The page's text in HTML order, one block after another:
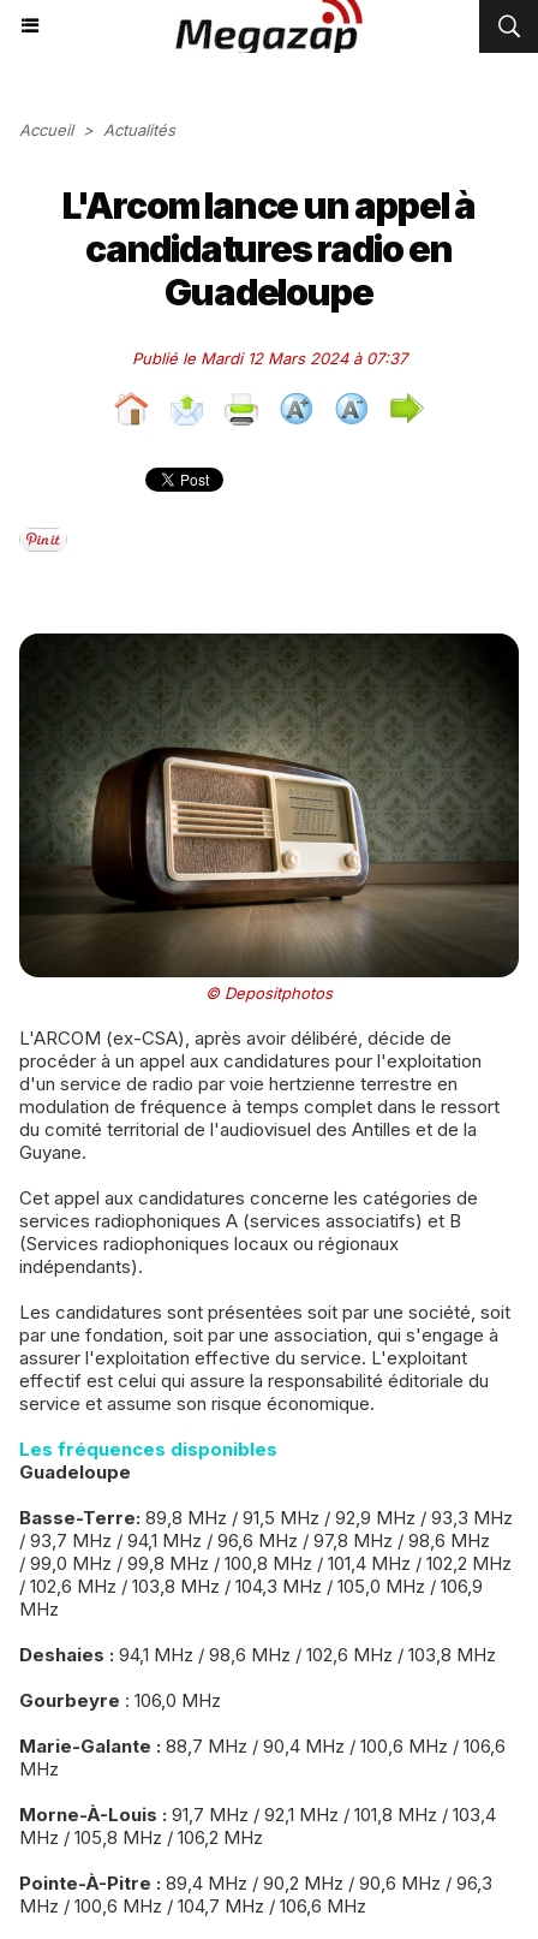
Accueil > Actualités
L'Arcom lance un appel à
candidatures radio en
Guadeloupe
Publié le Mardi 12 Mars 2024 à 07:37
© Depositphotos
L'ARCOM (ex-CSA), après avoir délibéré, décide de
procéder à un appel aux candidatures pour l'exploitation
d'un service de radio par voie hertzienne terrestre en
modulation de fréquence à temps complet dans le ressort
du comité territorial de l'audiovisuel des Antilles et de la
Guyane.
Cet appel aux candidatures concerne les catégories de
services radiophoniques A (services associatifs) et B
(Services radiophoniques locaux ou régionaux
indépendants).
Les candidatures sont présentées soit par une société, soit
par une fondation, soit par une association, qui s'engage à
assurer l'exploitation effective du service. L'exploitant
effectif est celui qui assure la responsabilité éditoriale du
service et assume son risque économique.
Les fréquences disponibles
Guadeloupe
Basse-Terre: 89,8 MHz / 91,5 MHz / 92,9 MHz / 93,3 MHz
/ 93,7 MHz / 94,1 MHz / 96,6 MHz / 97,8 MHz / 98,6 MHz
/ 99,0 MHz / 99,8 MHz / 100,8 MHz / 101,4 MHz / 102,2 MHz
/ 102,6 MHz / 103,8 MHz / 104,3 MHz / 105,0 MHz / 106,9
MHz
Deshaies : 94,1 MHz / 98,6 MHz / 102,6 MHz / 103,8 MHz
Gourbeyre : 106,0 MHz
Marie-Galante : 88,7 MHz / 90,4 MHz / 100,6 MHz / 106,6
MHz
Morne-À-Louis : 91,7 MHz / 92,1 MHz / 101,8 MHz / 103,4
MHz / 105,8 MHz / 106,2 MHz
Pointe-À-Pitre : 89,4 MHz / 90,2 MHz / 90,6 MHz / 96,3
MHz / 100,6 MHz / 104,7 MHz / 106,6 MHz